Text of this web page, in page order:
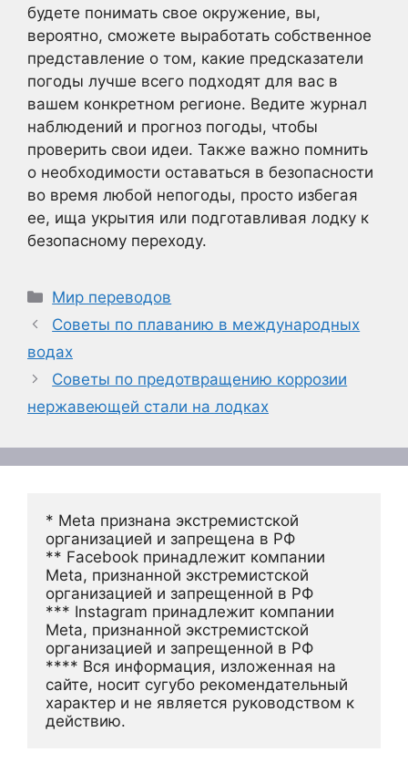
будете понимать свое окружение, вы,
вероятно, сможете выработать собственное
представление о том, какие предсказатели
погоды лучше всего подходят для вас в
вашем конкретном регионе. Ведите журнал
наблюдений и прогноз погоды, чтобы
проверить свои идеи. Также важно помнить
о необходимости оставаться в безопасности
во время любой непогоды, просто избегая
ее, ища укрытия или подготавливая лодку к
безопасному переходу.
Рубрики
Мир переводов
Советы по плаванию в международных
водах
Советы по предотвращению коррозии
нержавеющей стали на лодках
* Meta признана экстремистской
организацией и запрещена в РФ
** Facebook принадлежит компании
Meta, признанной экстремистской
организацией и запрещенной в РФ
*** Instagram принадлежит компании
Meta, признанной экстремистской
организацией и запрещенной в РФ
**** Вся информация, изложенная на
сайте, носит сугубо рекомендательный
характер и не является руководством к
действию.